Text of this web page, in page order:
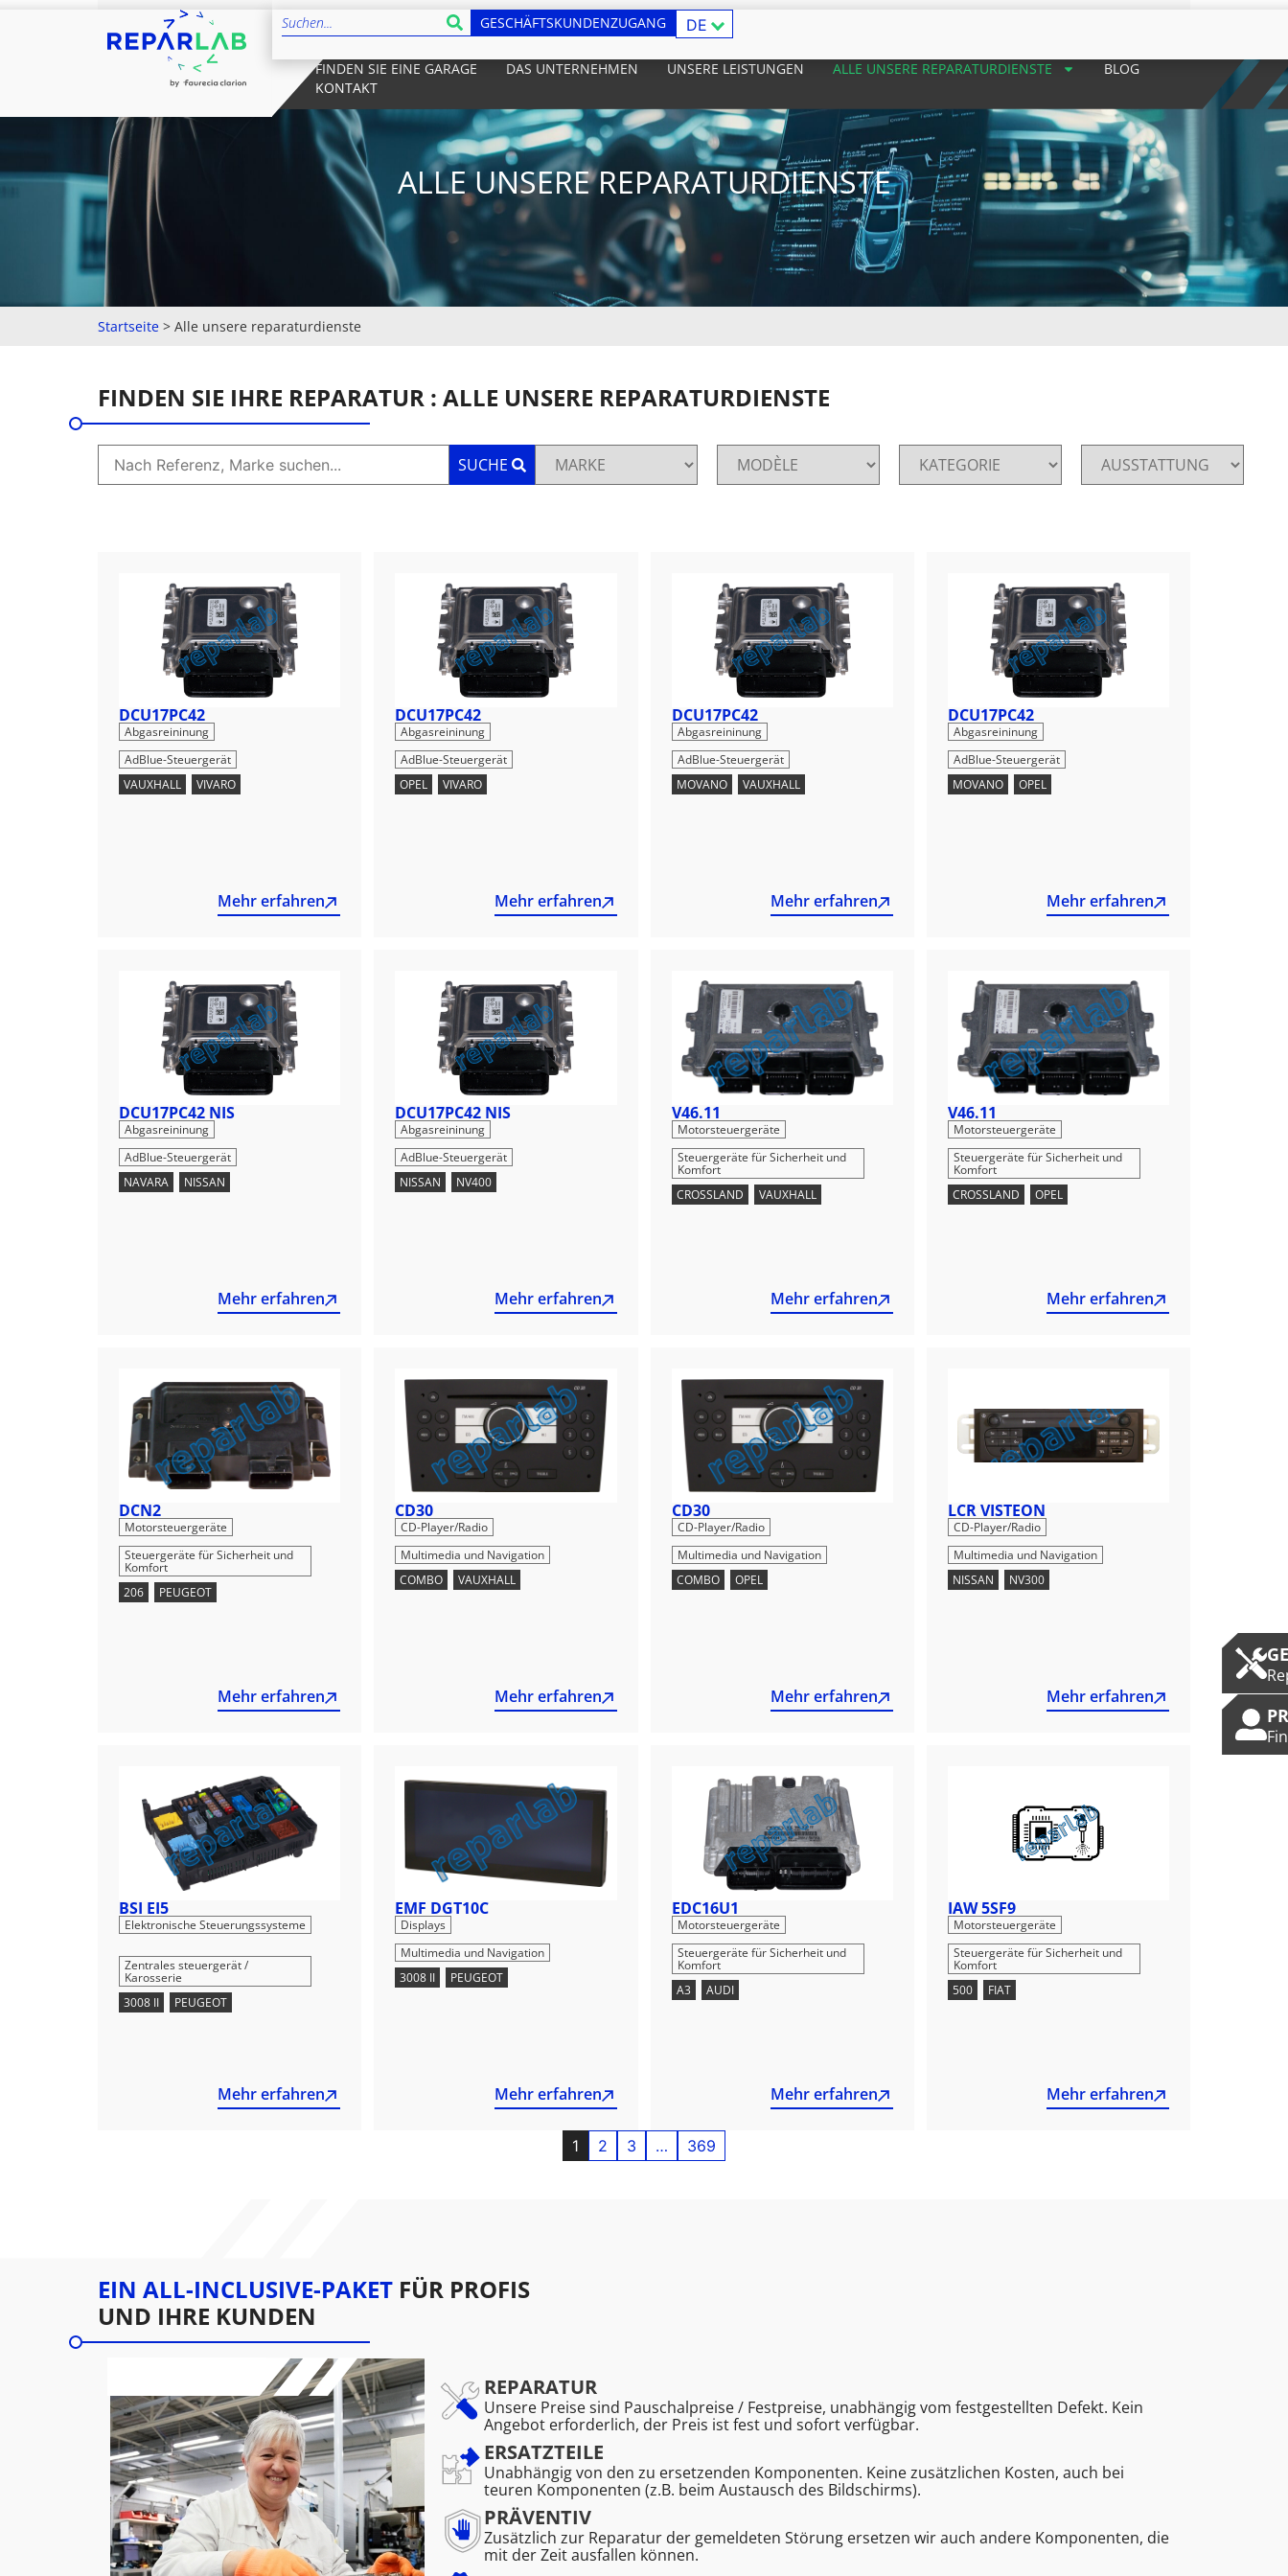
GESCHÄFTSKUNDENZUGANG DE
FINDEN SIE EINE GARAGE DAS UNTERNEHMEN UNSERE LEISTUNGEN ALLE UNSERE REPARATURDIENSTE
BLOG
KONTAKT
ALLE UNSERE REPARATURDIENSTE
Startseite > Alle unsere reparaturdienste
FINDEN SIE IHRE REPARATUR : ALLE UNSERE REPARATURDIENSTE
SUCHE
DCU17PC42
Abgasreininung
AdBlue-Steuergerät
VAUXHALL
VIVARO
Mehr erfahren
DCU17PC42
Abgasreininung
AdBlue-Steuergerät
OPEL
VIVARO
Mehr erfahren
DCU17PC42
Abgasreininung
AdBlue-Steuergerät
MOVANO
VAUXHALL
Mehr erfahren
DCU17PC42
Abgasreininung
AdBlue-Steuergerät
MOVANO
OPEL
Mehr erfahren
DCU17PC42 NIS
Abgasreininung
AdBlue-Steuergerät
NAVARA
NISSAN
Mehr erfahren
DCU17PC42 NIS
Abgasreininung
AdBlue-Steuergerät
NISSAN
NV400
Mehr erfahren
V46.11
Motorsteuergeräte
Steuergeräte für Sicherheit und
Komfort
CROSSLAND
VAUXHALL
Mehr erfahren
V46.11
Motorsteuergeräte
Steuergeräte für Sicherheit und
Komfort
CROSSLAND
OPEL
Mehr erfahren
DCN2
Motorsteuergeräte
Steuergeräte für Sicherheit und
Komfort
206
PEUGEOT
Mehr erfahren
CD30
CD-Player/Radio
Multimedia und Navigation
COMBO
VAUXHALL
Mehr erfahren
CD30
CD-Player/Radio
Multimedia und Navigation
COMBO
OPEL
Mehr erfahren
LCR VISTEON
CD-Player/Radio
Multimedia und Navigation
NISSAN
NV300
Mehr erfahren
BSI EI5
Elektronische Steuerungssysteme
Zentrales steuergerät /
Karosserie
3008 II
PEUGEOT
Mehr erfahren
EMF DGT10C
Displays
Multimedia und Navigation
3008 II
PEUGEOT
Mehr erfahren
EDC16U1
Motorsteuergeräte
Steuergeräte für Sicherheit und
Komfort
A3
AUDI
Mehr erfahren
IAW 5SF9
Motorsteuergeräte
Steuergeräte für Sicherheit und
Komfort
500
FIAT
Mehr erfahren
1 2 3 … 369
EIN ALL-INCLUSIVE-PAKET FÜR PROFIS
UND IHRE KUNDEN
REPARATUR
Unsere Preise sind Pauschalpreise / Festpreise, unabhängig vom festgestellten Defekt. Kein
Angebot erforderlich, der Preis ist fest und sofort verfügbar.
ERSATZTEILE
Unabhängig von den zu ersetzenden Komponenten. Keine zusätzlichen Kosten, auch bei
teuren Komponenten (z.B. beim Austausch des Bildschirms).
PRÄVENTIV
Zusätzlich zur Reparatur der gemeldeten Störung ersetzen wir auch andere Komponenten, die
mit der Zeit ausfallen können.